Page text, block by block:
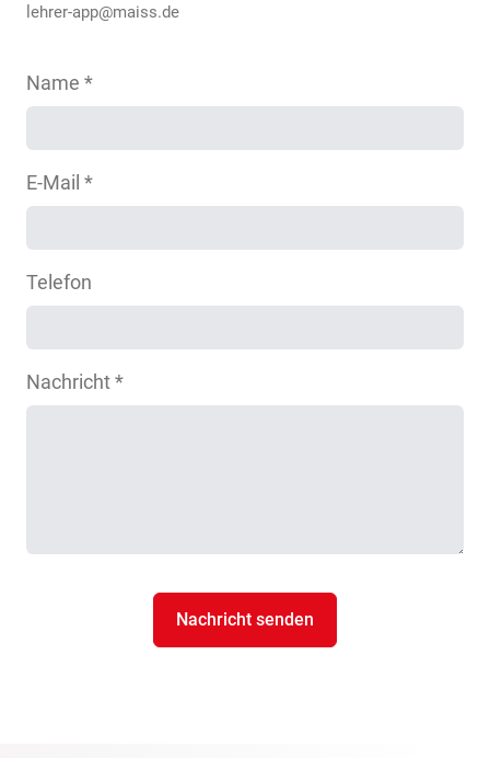
lehrer-app@maiss.de
Name *
E-Mail *
Telefon
Nachricht *
Nachricht senden